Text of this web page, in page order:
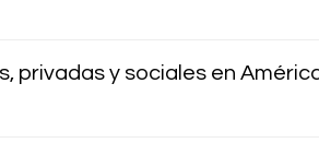
privadas y sociales en